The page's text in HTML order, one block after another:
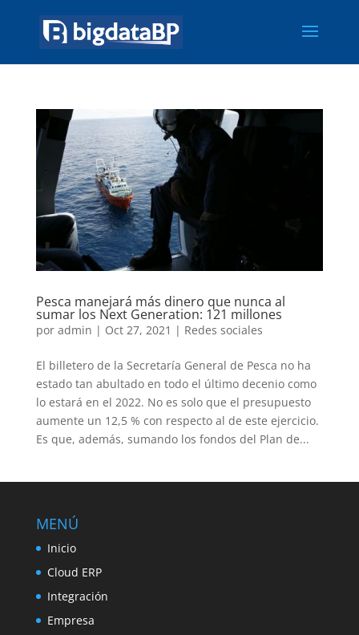
Pesca manejará más dinero que nunca al
sumar los Next Generation: 121 millones
por admin | Oct 27, 2021 | Redes sociales
El billetero de la Secretaría General de Pesca no ha
estado tan abultado en todo el último decenio como
lo estará en el 2022. No es solo que el presupuesto
aumente un 12,5 % con respecto al de este ejercicio.
Es que, además, sumando los fondos del Plan de...
MENÚ
Inicio
Cloud ERP
Integración
Empresa